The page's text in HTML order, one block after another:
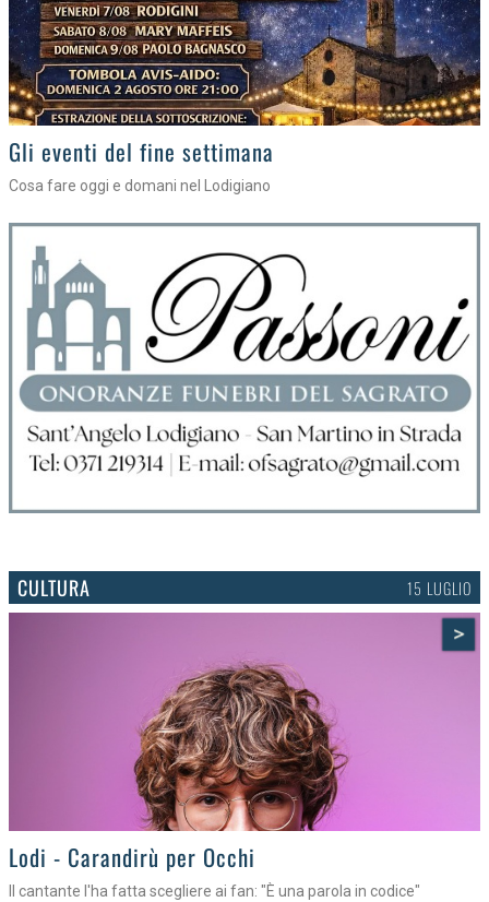
Gli appuntamenti fino a sabato
Cosa fare nel Lodigiano
CULTURA 15 LUGLIO
>
Lodi - Carandirù per Occhi
Il cantante l'ha fatta scegliere ai fan: "È una parola in codice"